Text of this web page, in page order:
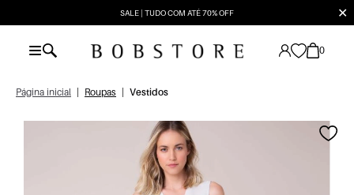
SALE | TUDO COM ATÉ 70% OFF ✕
0
Página inicial Roupas Vestidos